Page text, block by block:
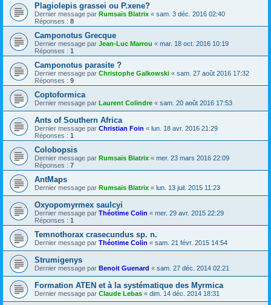
Plagiolepis grassei ou P.xene?
Dernier message par Rumsaïs Blatrix « sam. 3 déc. 2016 02:40
Réponses : 8
Camponotus Grecque
Dernier message par Jean-Luc Marrou « mar. 18 oct. 2016 10:19
Réponses : 1
Camponotus parasite ?
Dernier message par Christophe Galkowski « sam. 27 août 2016 17:32
Réponses : 9
Coptoformica
Dernier message par Laurent Colindre « sam. 20 août 2016 17:53
Ants of Southern Africa
Dernier message par Christian Foin « lun. 18 avr. 2016 21:29
Réponses : 1
Colobopsis
Dernier message par Rumsaïs Blatrix « mer. 23 mars 2016 22:09
Réponses : 7
AntMaps
Dernier message par Rumsaïs Blatrix « lun. 13 juil. 2015 11:23
Oxyopomyrmex saulcyi
Dernier message par Théotime Colin « mer. 29 avr. 2015 22:29
Réponses : 1
Temnothorax crasecundus sp. n.
Dernier message par Théotime Colin « sam. 21 févr. 2015 14:54
Strumigenys
Dernier message par Benoit Guenard « sam. 27 déc. 2014 02:21
Formation ATEN et à la systématique des Myrmica
Dernier message par Claude Lebas « dim. 14 déc. 2014 18:31